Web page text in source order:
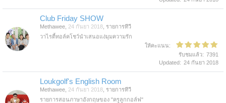
Club Friday SHOW
Methawee 24 กันยา 2018 รายการทีวี
วาไรตี้ทอล์คโชว์นำเสนอแง่มุมความรัก
ให้คะแนน:
รับชมแล้ว: 7391
Updated: 24 กันยา 2018
Loukgolf's English Room
Methawee 24 กันยา 2018 รายการทีวี
รายการสอนภาษาอังกฤษของ "ครูลูกกอล์ฟ"